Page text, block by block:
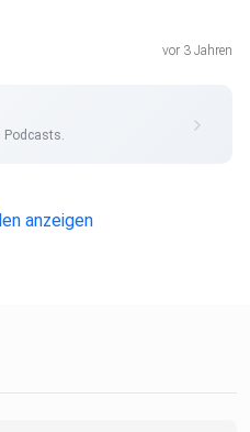
vor 3 Jahren
anzeigen